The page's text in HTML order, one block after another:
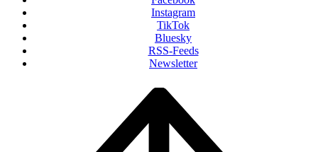
Instagram
TikTok
Bluesky
RSS-Feeds
Newsletter